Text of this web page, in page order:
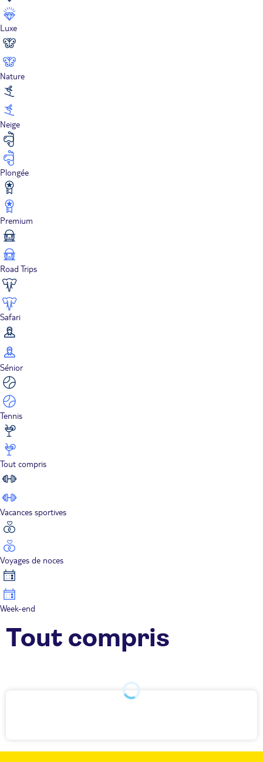
Luxe
Nature
Neige
Plongée
Premium
Road Trips
Safari
Sénior
Tennis
Tout compris
Vacances sportives
Voyages de noces
Week-end
Tout compris